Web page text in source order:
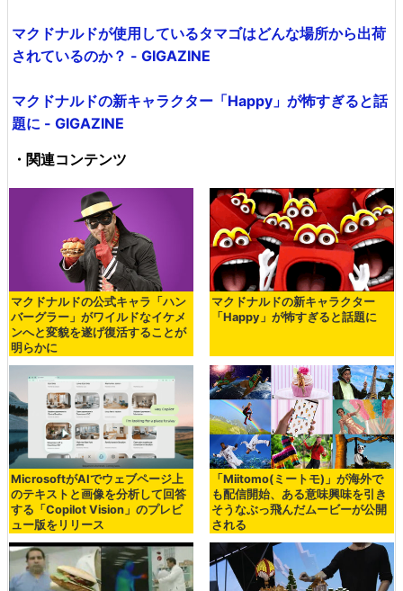
マクドナルドが使用しているタマゴはどんな場所から出荷
されているのか？ - GIGAZINE
マクドナルドの新キャラクター「Happy」が怖すぎると話
題に - GIGAZINE
・関連コンテンツ
マクドナルドの公式キャラ「ハン
バーグラー」がワイルドなイケメ
ンへと変貌を遂げ復活することが
明らかに
マクドナルドの新キャラクター
「Happy」が怖すぎると話題に
MicrosoftがAIでウェブページ上
のテキストと画像を分析して回答
する「Copilot Vision」のプレビ
ュー版をリリース
「Miitomo(ミートモ)」が海外で
も配信開始、ある意味興味を引き
そうなぶっ飛んだムービーが公開
される